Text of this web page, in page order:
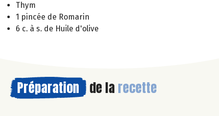
Thym
1 pincée de Romarin
6 c. à s. de Huile d'olive
Préparation de la recette